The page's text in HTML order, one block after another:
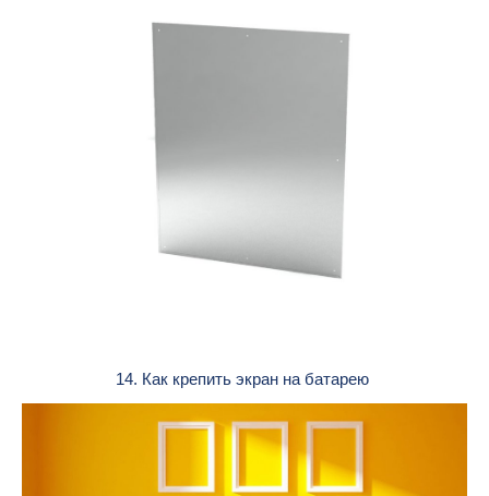
14. Как крепить экран на батарею